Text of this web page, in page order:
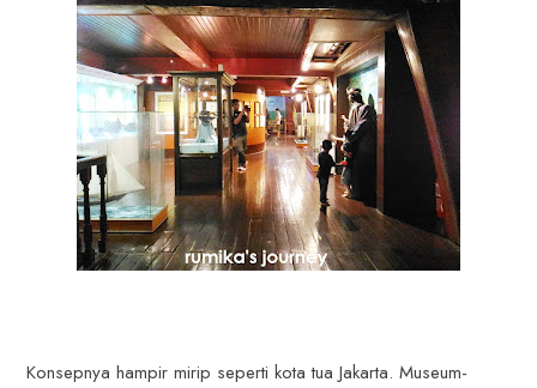
Konsepnya hampir mirip seperti kota tua Jakarta. Museum-